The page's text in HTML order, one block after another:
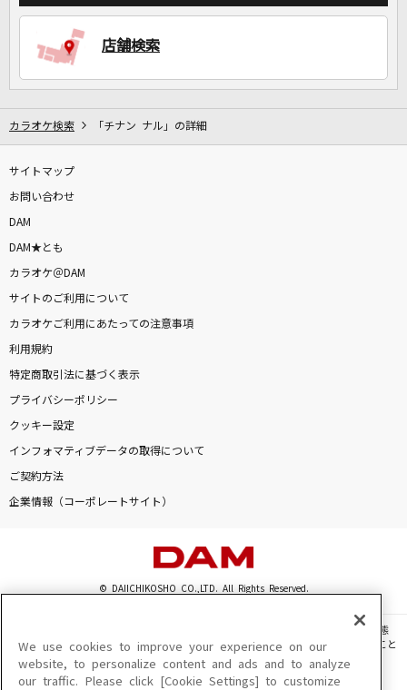
自宅でカラオケ歌い放題！
店舗検索
カラオケ検索 「チナン ナル」の詳細
サイトマップ
お問い合わせ
DAM
DAM★とも
カラオケ＠DAM
サイトのご利用について
カラオケご利用にあたっての注意事項
利用規約
特定商取引法に基づく表示
プライバシーポリシー
クッキー設定
インフォマティブデータの取得について
ご契約方法
企業情報（コーポレートサイト）
© DAIICHIKOSHO CO.,LTD. All Rights Reserved.
このサイトに掲載されている一切の文章・画像・写真・動画・音声等を、手段や形態
を問わず、著作権法の定める範囲を超えて無断で複製、転載、ファイル化などすること
を禁じます。
楽曲及びコンテンツは、機種によりご利用いただけない場合があります。
We use cookies to improve your experience on our
website, to personalize content and ads and to analyze
our traffic. Please click [Cookie Settings] to customize